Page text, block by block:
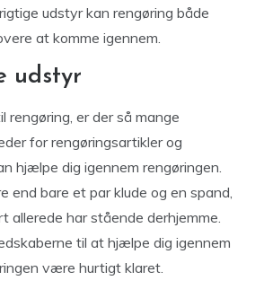
udstyr kan rengøring både
at komme igennem.
udstyr
rengøring, er der så mange
for rengøringsartikler og
hjælpe dig igennem rengøringen.
end bare et par klude og en spand,
allerede har stående derhjemme.
til at hjælpe dig igennem
være hurtigt klaret.